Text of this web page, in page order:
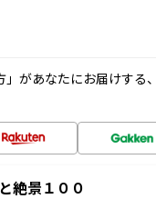
があなたにお届けする
絶景１００